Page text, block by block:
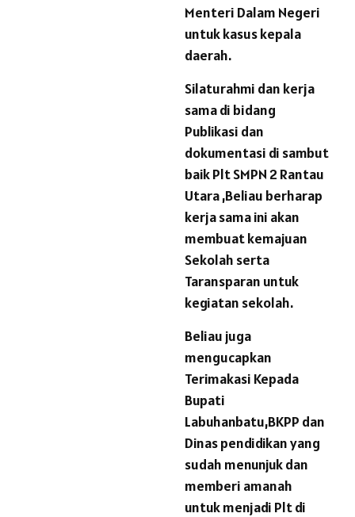
Menteri Dalam Negeri
untuk kasus kepala
daerah.
Silaturahmi dan kerja
sama di bidang
Publikasi dan
dokumentasi di sambut
baik Plt SMPN 2 Rantau
Utara ,Beliau berharap
kerja sama ini akan
membuat kemajuan
Sekolah serta
Taransparan untuk
kegiatan sekolah.
Beliau juga
mengucapkan
Terimakasi Kepada
Bupati
Labuhanbatu,BKPP dan
Dinas pendidikan yang
sudah menunjuk dan
memberi amanah
untuk menjadi Plt di